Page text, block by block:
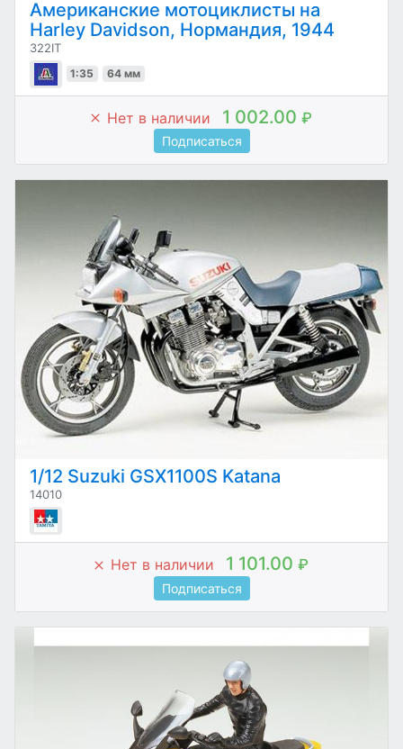
Американские мотоциклисты на
Harley Davidson, Нормандия, 1944
322IT
1:35 64 мм
Нет в наличии 1 002.00 ₽
Подписаться
1/12 Suzuki GSX1100S Katana
14010
Нет в наличии 1 101.00 ₽
Подписаться